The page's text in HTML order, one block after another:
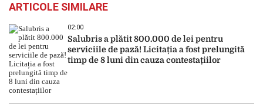
ARTICOLE SIMILARE
02:00
Salubris a plătit 800.000 de lei pentru
serviciile de pază! Licitația a fost prelungită
timp de 8 luni din cauza contestațiilor